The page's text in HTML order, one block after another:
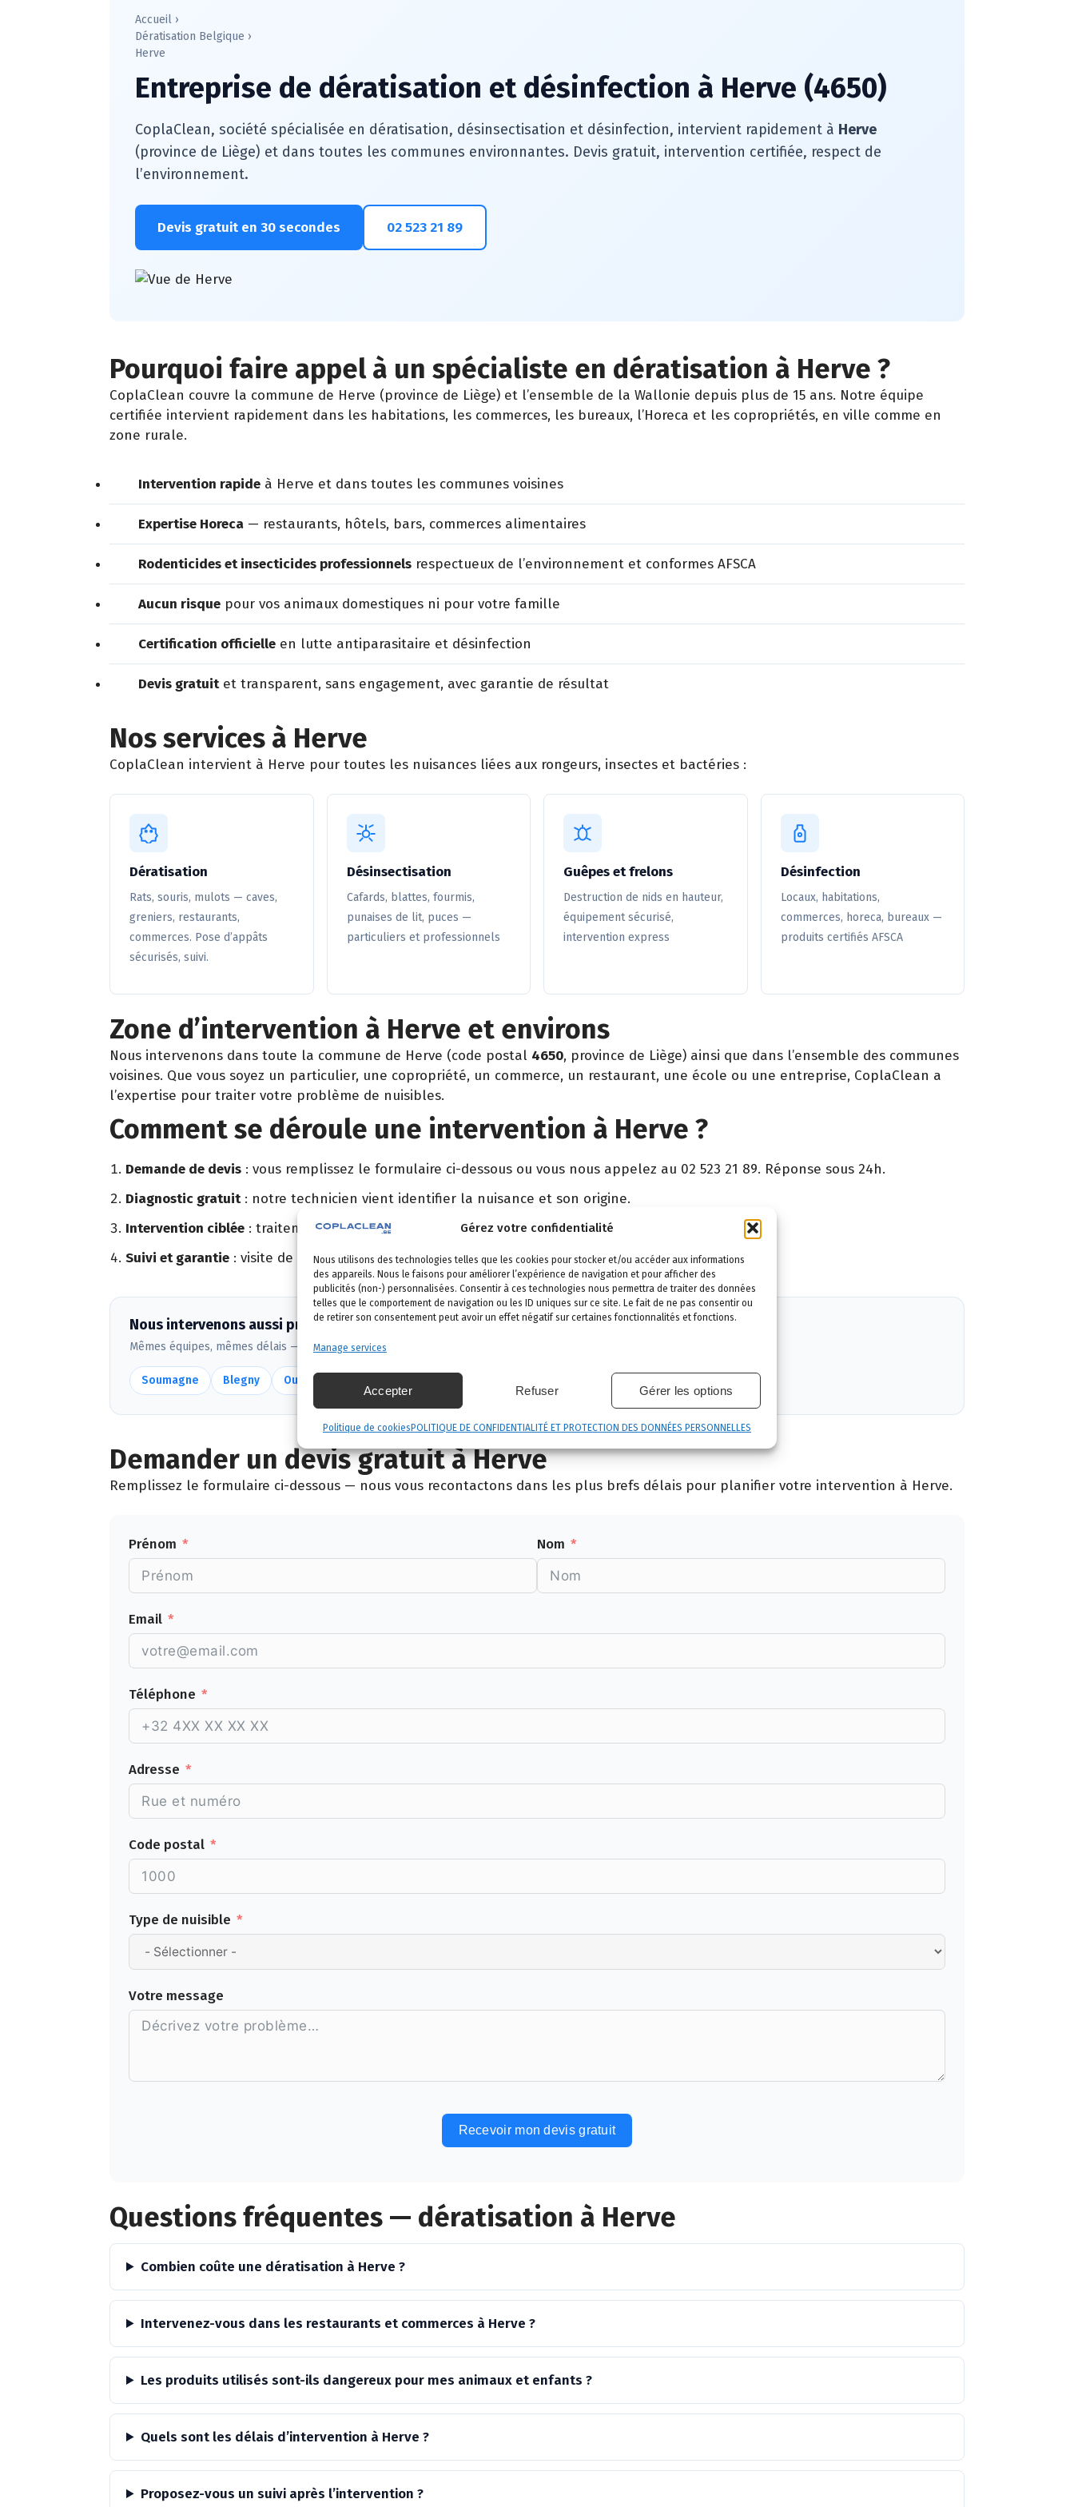
Gérez votre confidentialité
Nous utilisons des technologies telles que les cookies pour stocker et/ou accéder aux informations
des appareils. Nous le faisons pour améliorer l’expérience de navigation et pour afficher des
publicités (non-) personnalisées. Consentir à ces technologies nous permettra de traiter des données
telles que le comportement de navigation ou les ID uniques sur ce site. Le fait de ne pas consentir ou
de retirer son consentement peut avoir un effet négatif sur certaines fonctionnalités et fonctions.
Manage services
Accepter Refuser Gérer les options
Politique de cookies POLITIQUE DE CONFIDENTIALITÉ ET PROTECTION DES DONNÉES PERSONNELLES
Accueil ›
Dératisation Belgique ›
Herve
Entreprise de dératisation et désinfection à Herve (4650)
CoplaClean, société spécialisée en dératisation, désinsectisation et désinfection, intervient rapidement à Herve
(province de Liège) et dans toutes les communes environnantes. Devis gratuit, intervention certifiée, respect de
l’environnement.
Devis gratuit en 30 secondes 02 523 21 89
Pourquoi faire appel à un spécialiste en dératisation à Herve ?
CoplaClean couvre la commune de Herve (province de Liège) et l’ensemble de la Wallonie depuis plus de 15 ans. Notre équipe
certifiée intervient rapidement dans les habitations, les commerces, les bureaux, l’Horeca et les copropriétés, en ville comme en
zone rurale.
Intervention rapide à Herve et dans toutes les communes voisines
Expertise Horeca — restaurants, hôtels, bars, commerces alimentaires
Rodenticides et insecticides professionnels respectueux de l’environnement et conformes AFSCA
Aucun risque pour vos animaux domestiques ni pour votre famille
Certification officielle en lutte antiparasitaire et désinfection
Devis gratuitet transparent, sans engagement, avec garantie de résultat
Nos services à Herve
CoplaClean intervient à Herve pour toutes les nuisances liées aux rongeurs, insectes et bactéries :
Dératisation
Rats, souris, mulots — caves,
greniers, restaurants,
commerces. Pose d’appâts
sécurisés, suivi.
Désinsectisation
Cafards, blattes, fourmis,
punaises de lit, puces —
particuliers et professionnels
Guêpes et frelons
Destruction de nids en hauteur,
équipement sécurisé,
intervention express
Désinfection
Locaux, habitations,
commerces, horeca, bureaux —
produits certifiés AFSCA
Zone d’intervention à Herve et environs
Nous intervenons dans toute la commune de Herve (code postal 4650, province de Liège) ainsi que dans l’ensemble des communes
voisines. Que vous soyez un particulier, une copropriété, un commerce, un restaurant, une école ou une entreprise, CoplaClean a
l’expertise pour traiter votre problème de nuisibles.
Comment se déroule une intervention à Herve ?
Demande de devis : vous remplissez le formulaire ci-dessous ou vous nous appelez au 02 523 21 89. Réponse sous 24h.
Diagnostic gratuit: notre technicien vient identifier la nuisance et son origine.
Intervention ciblée : traitement adapté, produits certifiés, sécurité maximale, discrétion garantie.
Suivi et garantie : visite de contrôle et garantie de résultat.
Nous intervenons aussi près de Herve
Mêmes équipes, mêmes délais — voirtoutes nos communes
Soumagne Blegny Oupeye Beyne-Heusay
Demander un devis gratuit à Herve
Remplissez le formulaire ci-dessous — nous vous recontactons dans les plus brefs délais pour planifier votre intervention à Herve.
Prénom Nom
Email
Téléphone
Adresse
Code postal
Type de nuisible
Votre message
Recevoir mon devis gratuit
Questions fréquentes — dératisation à Herve
Combien coûte une dératisation à Herve ?
Intervenez-vous dans les restaurants et commerces à Herve ?
Les produits utilisés sont-ils dangereux pour mes animaux et enfants ?
Quels sont les délais d’intervention à Herve ?
Proposez-vous un suivi après l’intervention ?